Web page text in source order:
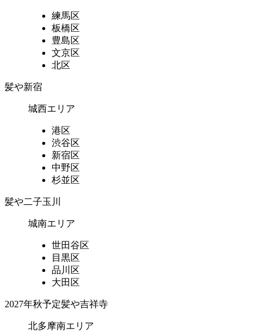
練馬区
板橋区
豊島区
文京区
北区
髪や新宿
城西エリア
港区
渋谷区
新宿区
中野区
杉並区
髪や二子玉川
城南エリア
世田谷区
目黒区
品川区
大田区
2027年秋予定髪や吉祥寺
北多摩南エリア